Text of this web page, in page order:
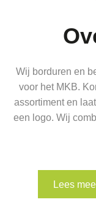
Wij borduren en
voor het MKB.
assortiment en
een logo. Wij
Lees